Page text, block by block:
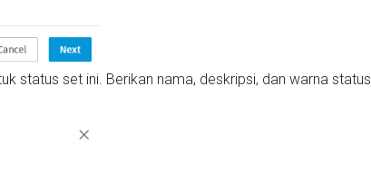
status set ini. Berikan nama, deskripsi, dan warna status.